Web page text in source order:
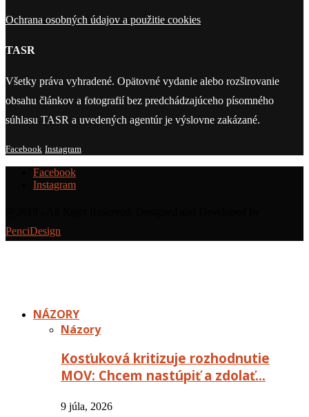
Ochrana osobných údajov a použitie cookies
TASR
Všetky práva vyhradené. Opätovné vydanie alebo rozširovanie
obsahu článkov a fotografií bez predchádzajúceho písomného
súhlasu TASR a uvedených agentúr je výslovne zakázané.
Facebook Instagram
Facebook
Instagram
PenciDesign
NÁZORY
Názory
Kosťuková kritizuje rozhodnutie
MOV: Chcem nastúpiť a zdolať…
9 júla, 2026